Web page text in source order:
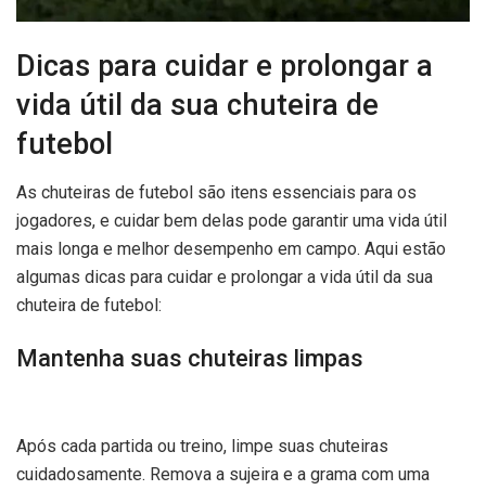
Dicas para cuidar e prolongar a
vida útil da sua chuteira de
futebol
As chuteiras de futebol são itens essenciais para os
jogadores, e cuidar bem delas pode garantir uma vida útil
mais longa e melhor desempenho em campo. Aqui estão
algumas dicas para cuidar e prolongar a vida útil da sua
chuteira de futebol:
Mantenha suas chuteiras limpas
Após cada partida ou treino, limpe suas chuteiras
cuidadosamente. Remova a sujeira e a grama com uma